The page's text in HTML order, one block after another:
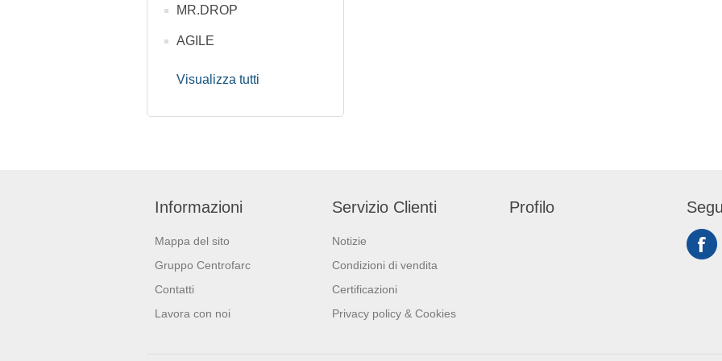
MR.DROP
AGILE
Visualizza tutti
Informazioni
Mappa del sito
Gruppo Centrofarc
Contatti
Lavora con noi
Servizio Clienti
Notizie
Condizioni di vendita
Certificazioni
Privacy policy & Cookies
Profilo